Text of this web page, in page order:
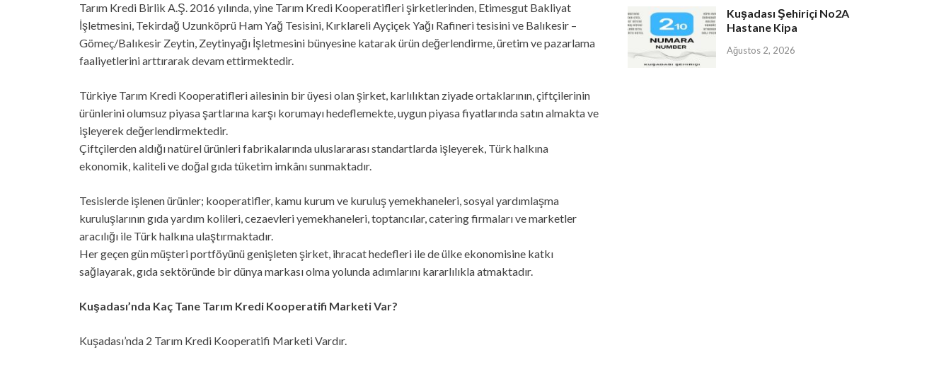
Tarım Kredi Birlik A.Ş. 2016 yılında, yine Tarım Kredi Kooperatifleri şirketlerinden, Etimesgut Bakliyat
İşletmesini, Tekirdağ Uzunköprü Ham Yağ Tesisini, Kırklareli Ayçiçek Yağı Rafineri tesisini ve Balıkesir –
Gömeç/Balıkesir Zeytin, Zeytinyağı İşletmesini bünyesine katarak ürün değerlendirme, üretim ve pazarlama
faaliyetlerini arttırarak devam ettirmektedir.
Türkiye Tarım Kredi Kooperatifleri ailesinin bir üyesi olan şirket, karlılıktan ziyade ortaklarının, çiftçilerinin
ürünlerini olumsuz piyasa şartlarına karşı korumayı hedeflemekte, uygun piyasa fiyatlarında satın almakta ve
işleyerek değerlendirmektedir.
Çiftçilerden aldığı natürel ürünleri fabrikalarında uluslararası standartlarda işleyerek, Türk halkına
ekonomik, kaliteli ve doğal gıda tüketim imkânı sunmaktadır.
Tesislerde işlenen ürünler; kooperatifler, kamu kurum ve kuruluş yemekhaneleri, sosyal yardımlaşma
kuruluşlarının gıda yardım kolileri, cezaevleri yemekhaneleri, toptancılar, catering firmaları ve marketler
aracılığı ile Türk halkına ulaştırmaktadır.
Her geçen gün müşteri portföyünü genişleten şirket, ihracat hedefleri ile de ülke ekonomisine katkı
sağlayarak, gıda sektöründe bir dünya markası olma yolunda adımlarını kararlılıkla atmaktadır.
Kuşadası’nda Kaç Tane Tarım Kredi Kooperatifi Marketi Var?
Kuşadası’nda 2 Tarım Kredi Kooperatifi Marketi Vardır.
Kuşadası Şehiriçi No2A
Hastane Kipa
Ağustos 2, 2026